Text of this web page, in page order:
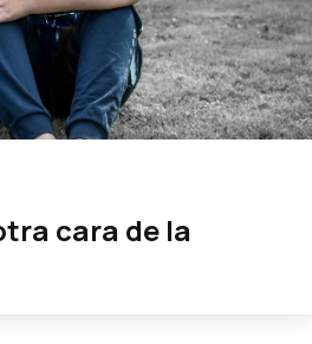
Servicios
Patient
Contacto
cara de la